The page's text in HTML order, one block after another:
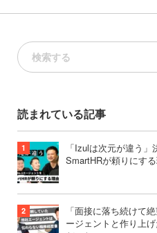
読まれている記事
「Izulは次元が違う
SmartHRが頼りにす
「面接に落ち続けて
ージェントと作り上